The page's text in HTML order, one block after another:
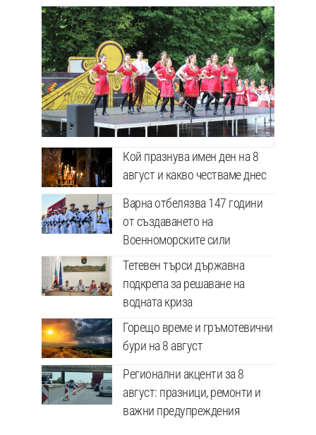
Кой празнува имен ден на 8
август и какво честваме днес
Варна отбелязва 147 години
от създаването на
Военноморските сили
Тетевен търси държавна
подкрепа за решаване на
водната криза
Горещо време и гръмотевични
бури на 8 август
Регионални акценти за 8
август: празници, ремонти и
важни предупреждения